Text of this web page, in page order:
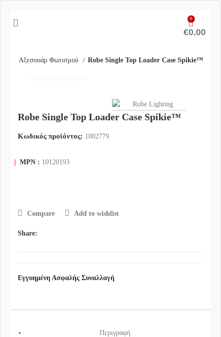
0
€0.00
Αξεσουάρ Φωτισμού Robe Single Top Loader Case Spikie™
Robe Single Top Loader Case Spikie™
Κωδικός προϊόντος: 1002779
MPN : 10120193
Compare Add to wishlist
Share:
Εγγυημένη Ασφαλής Συναλλαγή
Περιγραφή